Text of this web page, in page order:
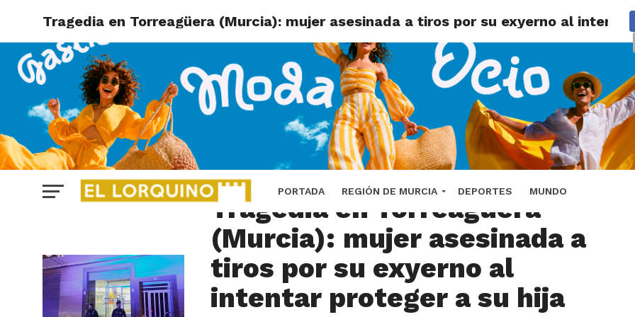
PORTADA REGIÓN DE MURCIA DEPORTES MUNDO
Tragedia en Torreagüera (Murcia): mujer asesinada a tiros por su exyerno al intentar
Imagen: La Opinión de Murcia
MURCIA
Tragedia en Torreagüera
(Murcia): mujer asesinada a
tiros por su exyerno al
intentar proteger a su hija